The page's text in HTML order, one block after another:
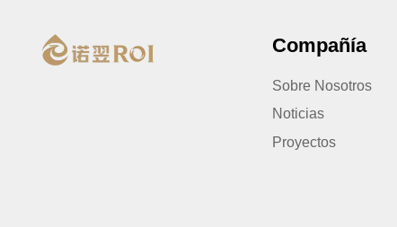
Compañía
Sobre Nosotros
Noticias
Proyectos